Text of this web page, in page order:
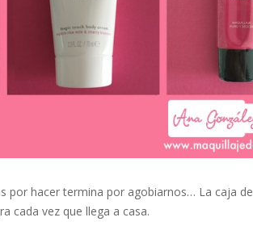
por hacer termina por agobiarnos… La caja de
cada vez que llega a casa.